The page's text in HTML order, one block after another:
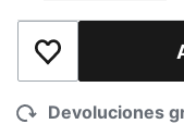
Añadir a la lista
Devoluciones